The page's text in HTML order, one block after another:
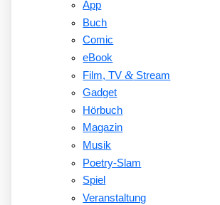
App
Buch
Comic
eBook
Film, TV&Stream
Gadget
Hörbuch
Magazin
Musik
Poetry-Slam
Spiel
Veranstaltung